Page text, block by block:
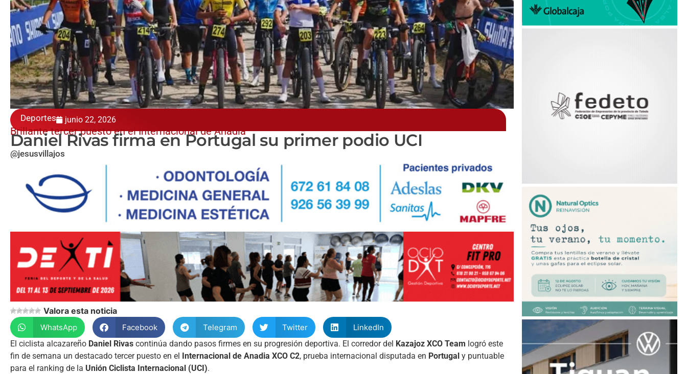
Deportes junio 22, 2026
Brillante tercer puesto en el Internacional de Anadia
Daniel Rivas firma en Portugal su primer podio UCI
@jesusvillajos
Valora esta noticia
WhatsApp Facebook Telegram Twitter
LinkedIn
El ciclista alcazareño Daniel Rivas continúa dando pasos firmes en su progresión deportiva. El corredor del Kazajoz XCO Team logró este
fin de semana un destacado tercer puesto en el
Internacional de Anadia XCO C2, prueba internacional disputada en Portugal y puntuable
para el ranking de la Unión Ciclista Internacional (UCI).